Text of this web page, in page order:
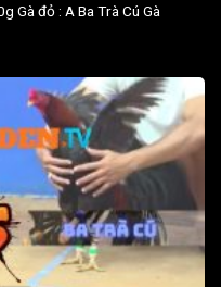
Gà đỏ : A Ba Trà Cú Gà